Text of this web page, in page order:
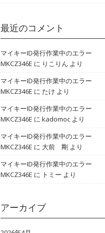
最近のコメント
マイキーID発行作業中のエラー
MKCZ346E に りこりん より
マイキーID発行作業中のエラー
MKCZ346E に たけ より
マイキーID発行作業中のエラー
MKCZ346E に kadomoc より
マイキーID発行作業中のエラー
MKCZ346E に 大前 剛 より
マイキーID発行作業中のエラー
MKCZ346E に トミー より
アーカイブ